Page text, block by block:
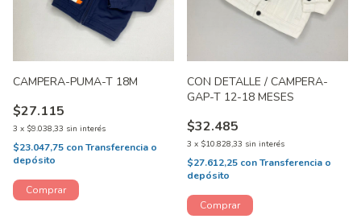
CAMPERA-PUMA-T 18M
$27.115
3 x $9.038,33 sin interés
$23.047,75 conTransferencia o
depósito
CON DETALLE / CAMPERA-
GAP-T 12-18 MESES
$32.485
3 x $10.828,33 sin interés
$27.612,25 conTransferencia o
depósito